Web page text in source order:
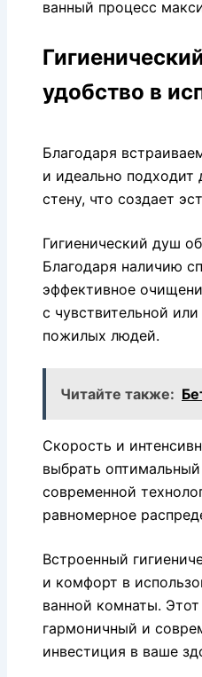
ванный процесс
удобство в
Благодаря
и идеально
стену, что создает
Гигиенический душ
Благодаря наличию
эффективное
с чувствительной
пожилых людей.
Читайте также:
Скорость и
выбрать
современной
равномерное
Встроенный
и комфорт в
ванной комнаты.
гармоничный и
инвестиция в ваше